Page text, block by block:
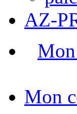
AZ-
Mon